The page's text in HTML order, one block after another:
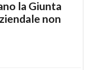
la Giunta
non